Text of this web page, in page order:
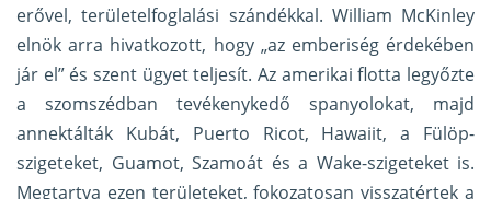
erővel, területelfoglalási szándékkal. William McKinley
elnök arra hivatkozott, hogy „az emberiség érdekében
jár el” és szent ügyet teljesít. Az amerikai flotta legyőzte
a szomszédban tevékenykedő spanyolokat, majd
annektálták Kubát, Puerto Ricot, Hawaiit, a Fülöp-
szigeteket, Guamot, Szamoát és a Wake-szigeteket is.
Megtartva ezen területeket, fokozatosan visszatértek a